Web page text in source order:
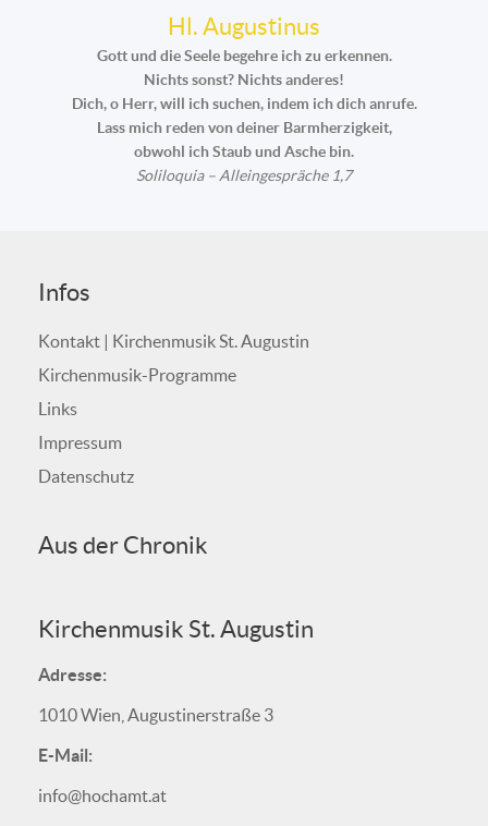
Hl. Augustinus
Gott und die Seele begehre ich zu erkennen.
Nichts sonst? Nichts anderes!
Dich, o Herr, will ich suchen, indem ich dich anrufe.
Lass mich reden von deiner Barmherzigkeit,
obwohl ich Staub und Asche bin.
Soliloquia – Alleingespräche 1,7
Infos
Kontakt | Kirchenmusik St. Augustin
Kirchenmusik-Programme
Links
Impressum
Datenschutz
Aus der Chronik
Kirchenmusik St. Augustin
Adresse:
1010 Wien, Augustinerstraße 3
E-Mail:
info@hochamt.at